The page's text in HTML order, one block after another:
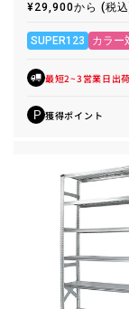
通
価
格
¥29,900から (税
SUPER123 カラー
最短2~3営業日出荷
P 獲得ポイント